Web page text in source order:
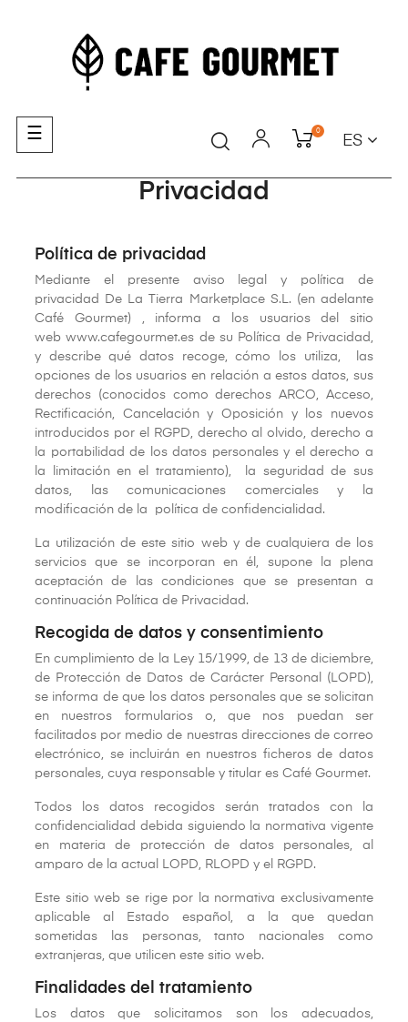
0
ES
Navegación
de
☰
Privacidad
Política de privacidad
Mediante el presente aviso legal y política de
privacidad De La Tierra Marketplace S.L. (en adelante
Café Gourmet) , informa a los usuarios del sitio
web www.cafegourmet.es de su Política de Privacidad,
y describe qué datos recoge, cómo los utiliza, las
opciones de los usuarios en relación a estos datos, sus
derechos (conocidos como derechos ARCO, Acceso,
Rectificación, Cancelación y Oposición y los nuevos
introducidos por el RGPD, derecho al olvido, derecho a
la portabilidad de los datos personales y el derecho a
la limitación en el tratamiento), la seguridad de sus
datos, las comunicaciones comerciales y la
modificación de la política de confidencialidad.
La utilización de este sitio web y de cualquiera de los
servicios que se incorporan en él, supone la plena
aceptación de las condiciones que se presentan a
continuación Política de Privacidad.
Recogida de datos y consentimiento
En cumplimiento de la Ley 15/1999, de 13 de diciembre,
de Protección de Datos de Carácter Personal (LOPD),
se informa de que los datos personales que se solicitan
en nuestros formularios o, que nos puedan ser
facilitados por medio de nuestras direcciones de correo
electrónico, se incluirán en nuestros ficheros de datos
personales, cuya responsable y titular es Café Gourmet.
Todos los datos recogidos serán tratados con la
confidencialidad debida siguiendo la normativa vigente
en materia de protección de datos personales, al
amparo de la actual LOPD, RLOPD y el RGPD.
Este sitio web se rige por la normativa exclusivamente
aplicable al Estado español, a la que quedan
sometidas las personas, tanto nacionales como
extranjeras, que utilicen este sitio web.
Finalidades del tratamiento
Los datos que solicitamos son los adecuados,